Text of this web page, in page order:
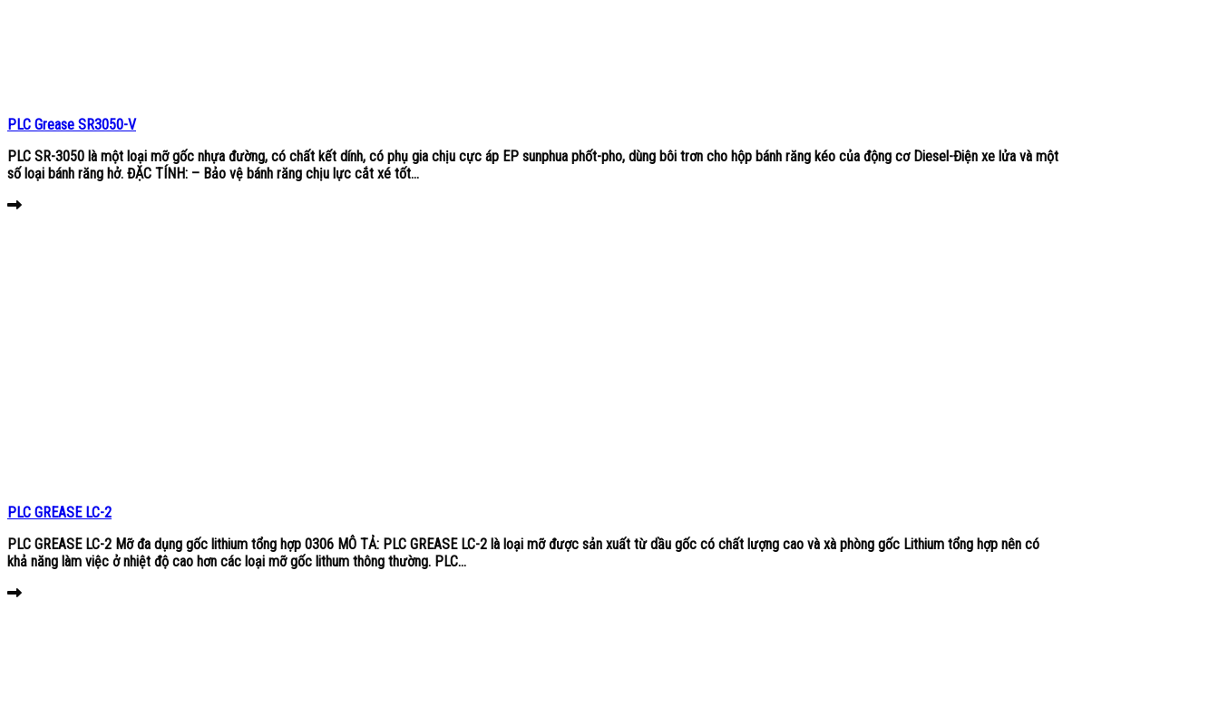
PLC Grease SR3050-V
PLC SR-3050 là một loại mỡ gốc nhựa đường, có chất kết dính, có phụ gia chịu cực áp EP sunphua phốt-pho, dùng bôi trơn cho hộp bánh răng kéo của động cơ Diesel-Điện xe lửa và một
số loại bánh răng hở. ĐẶC TÍNH: – Bảo vệ bánh răng chịu lực cắt xé tốt...
PLC GREASE LC-2
PLC GREASE LC-2 Mỡ đa dụng gốc lithium tổng hợp 0306 MÔ TẢ: PLC GREASE LC-2 là loại mỡ được sản xuất từ dầu gốc có chất lượng cao và xà phòng gốc Lithium tổng hợp nên có
khả năng làm việc ở nhiệt độ cao hơn các loại mỡ gốc lithum thông thường. PLC...